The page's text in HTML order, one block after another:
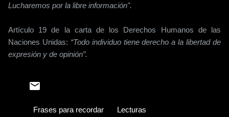
Lucharemos por la libre información".
Artículo 19 de la carta de los Derechos Humanos de las
Naciones Unidas: “Todo individuo tiene derecho a la libertad de
expresión y de opinión”.
Frases para recordar Lecturas